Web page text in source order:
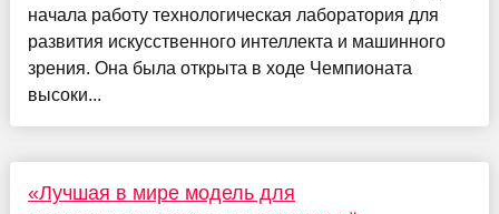
начала работу технологическая лаборатория для
развития искусственного интеллекта и машинного
зрения. Она была открыта в ходе Чемпионата
высоки...
«Лучшая в мире модель для